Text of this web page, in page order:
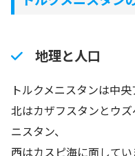
地理と人口
トルクメニスタンは中央
北はカザフスタンとウ
ニスタン、
西はカスピ海に面してい